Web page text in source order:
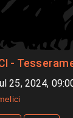
-
25, 2024,